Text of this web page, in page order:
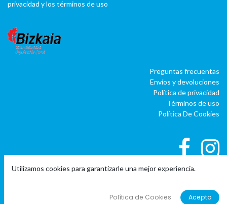
privacidad y los términos de uso
Preguntas frecuentas
Envíos y devoluciones
Política de privacidad
Términos de uso
Política De Cookies
- El #1ERP software para autónomos,
Utilizamos cookies para garantizarle una mejor experiencia.
Política de Cookies Acepto